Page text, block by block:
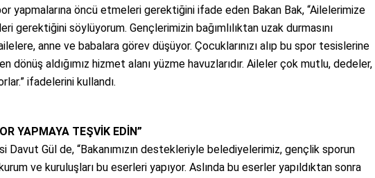
yapmalarına öncü etmeleri gerektiğini ifade eden Bakan Bak, “Ailelerimize
gerektiğini söylüyorum. Gençlerimizin bağımlılıktan uzak durmasını
anne ve babalara görev düşüyor. Çocuklarınızı alıp bu spor tesislerine
dönüş aldığımız hizmet alanı yüzme havuzlarıdır. Aileler çok mutlu, dedeler,
ifadelerini kullandı.
YAPMAYA TEŞVİK EDİN”
Davut Gül de, “Bakanımızın destekleriyle belediyelerimiz, gençlik sporun
ve kuruluşları bu eserleri yapıyor. Aslında bu eserler yapıldıktan sonra